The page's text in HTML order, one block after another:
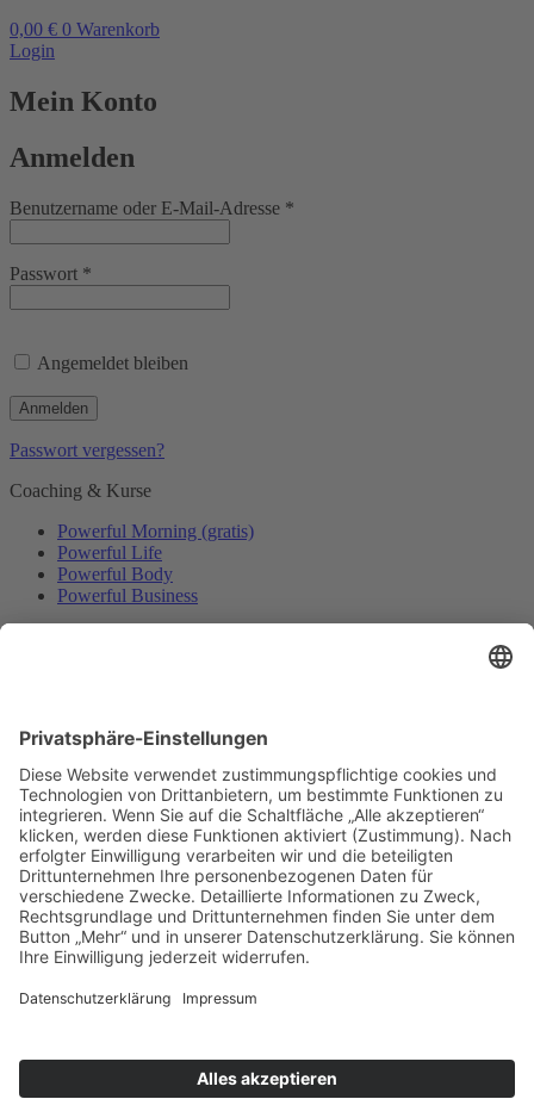
0,00 € 0 Warenkorb
Login
Mein Konto
Anmelden
Benutzername oder E-Mail-Adresse *
Passwort *
Angemeldet bleiben
Anmelden
Passwort vergessen?
Coaching & Kurse
Powerful Morning (gratis)
Powerful Life
Powerful Body
Powerful Business
Über mich
Mit mir arbeiten
Gratis
Podcast
Shop
Datenschutz